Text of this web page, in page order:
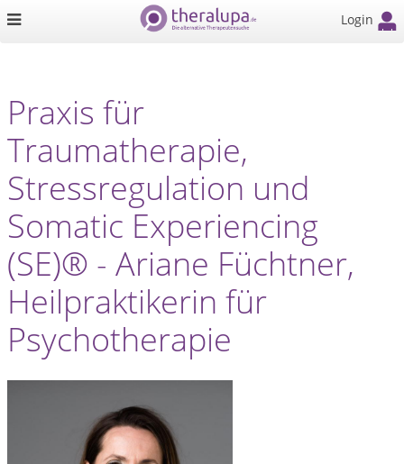
Login
Praxis für
Traumatherapie,
Stressregulation und
Somatic Experiencing
(SE)® - Ariane Füchtner,
Heilpraktikerin für
Psychotherapie